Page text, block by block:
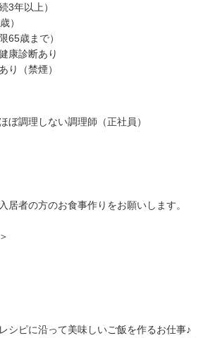
3年以上）
）
65歳まで）
康診断あり
り（禁煙）
ぼ調理しない調理師（正社員）
居者の方のお食事作りをお願いします。
シピに沿って美味しいご飯を作るお仕事♪